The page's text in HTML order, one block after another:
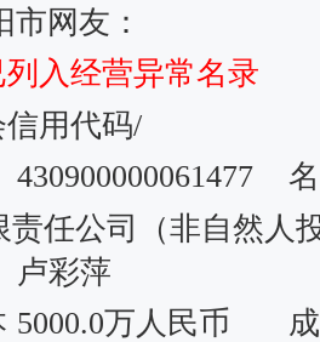
市网友：
入经营异常名录
用代码/
430900000061477
责任公司（非自然人
卢彩萍
5000.0万人民币